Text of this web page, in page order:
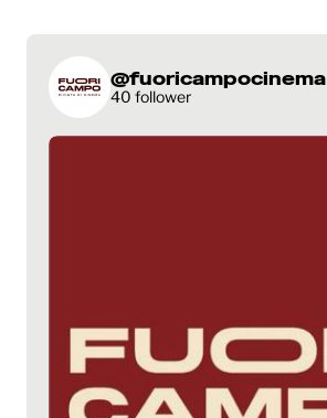
@fuoricampocinema
40 follower